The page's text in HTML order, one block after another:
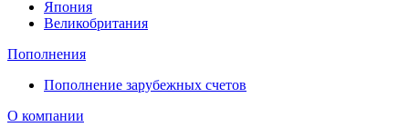
Япония
Великобритания
Пополнения
Пополнение зарубежных счетов
О компании